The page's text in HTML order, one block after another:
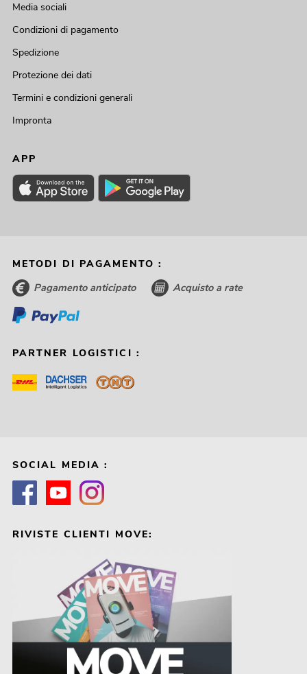
Media sociali
Condizioni di pagamento
Spedizione
Protezione dei dati
Termini e condizioni generali
Impronta
APP
METODI DI PAGAMENTO :
Pagamento anticipato Acquisto a rate
PARTNER LOGISTICI :
SOCIAL MEDIA :
RIVISTE CLIENTI MOVE: